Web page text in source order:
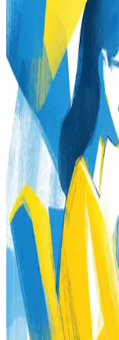
KI-Workshop
KI wirklich nutzen.